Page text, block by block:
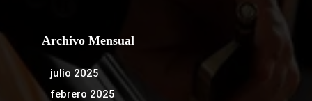
Archivo Mensual
julio 2025
febrero 2025